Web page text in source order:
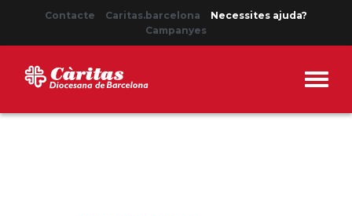
Contacte Caritas.barcelona
Necessites ajuda?
Campanyes